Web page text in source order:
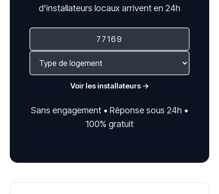
d'installateurs locaux arrivent en 24h
Voir les installateurs →
Sans engagement • Réponse sous 24h •
100% gratuit